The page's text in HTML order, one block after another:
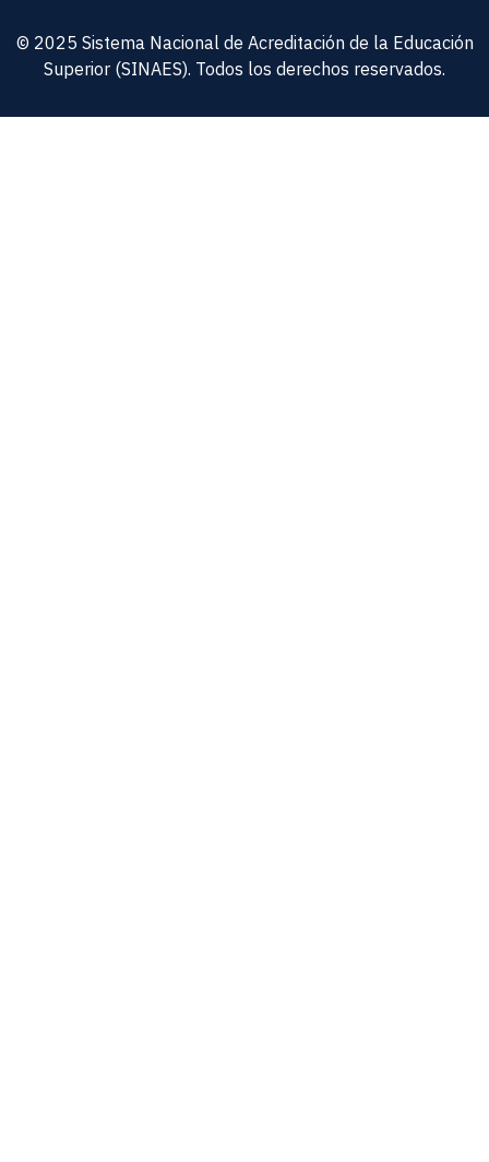
© 2025 Sistema Nacional de Acreditación de la Educación
Superior (SINAES). Todos los derechos reservados.